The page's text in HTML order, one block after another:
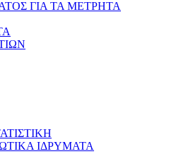
ΓΙΑ ΤΑ ΜΕΤΡΗΤΑ
ΙΔΡΥΜΑΤΑ